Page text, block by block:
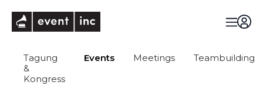
Tagung
&
Kongress
Events Meetings Teambuilding